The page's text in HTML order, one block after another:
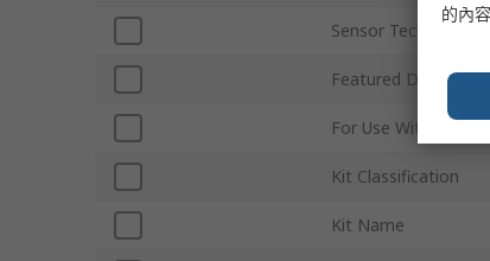
Sensor Technology
Featured Device
For Use With
Kit Classification
Kit Name
的內